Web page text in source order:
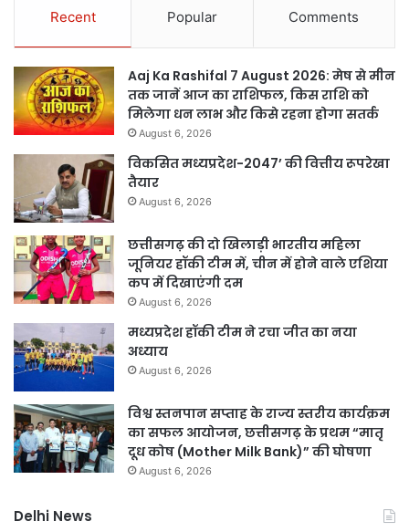
Recent Popular Comments
Aaj Ka Rashifal 7 August 2026: मेष से मीन
तक जानें आज का राशिफल, किस राशि को
मिलेगा धन लाभ और किसे रहना होगा सतर्क
August 6, 2026
विकसित मध्यप्रदेश-2047’ की वित्तीय रूपरेखा
तैयार
August 6, 2026
छत्तीसगढ़ की दो खिलाड़ी भारतीय महिला
जूनियर हॉकी टीम में, चीन में होने वाले एशिया
कप में दिखाएंगी दम
August 6, 2026
मध्यप्रदेश हॉकी टीम ने रचा जीत का नया
अध्याय
August 6, 2026
विश्व स्तनपान सप्ताह के राज्य स्तरीय कार्यक्रम
का सफल आयोजन, छत्तीसगढ़ के प्रथम “मातृ
दूध कोष (Mother Milk Bank)” की घोषणा
August 6, 2026
Delhi News